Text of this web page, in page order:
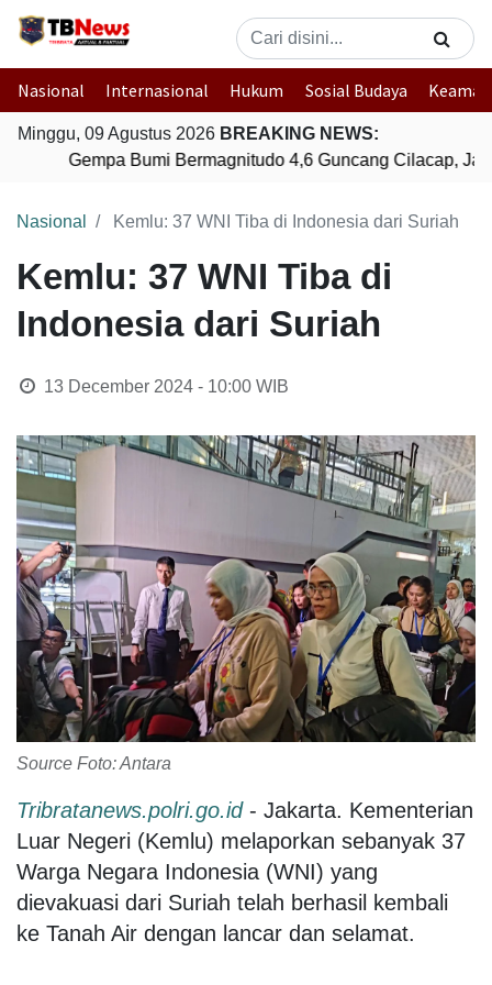
Nasional Internasional Hukum Sosial Budaya
Minggu, 09 Agustus 2026 BREAKING NEWS:
Gempa Bumi Bermagnitudo 4,6 Guncang Cilacap,
Nasional Kemlu: 37 WNI Tiba di Indonesia dari Suriah
Kemlu: 37 WNI Tiba di
Indonesia dari Suriah
13 December 2024 - 10:00WIB
Source Foto: Antara
Tribratanews.polri.go.id- Jakarta. Kementerian
Luar Negeri (Kemlu) melaporkan sebanyak 37
Warga Negara Indonesia (WNI) yang
dievakuasi dari Suriah telah berhasil kembali
ke Tanah Air dengan lancar dan selamat.